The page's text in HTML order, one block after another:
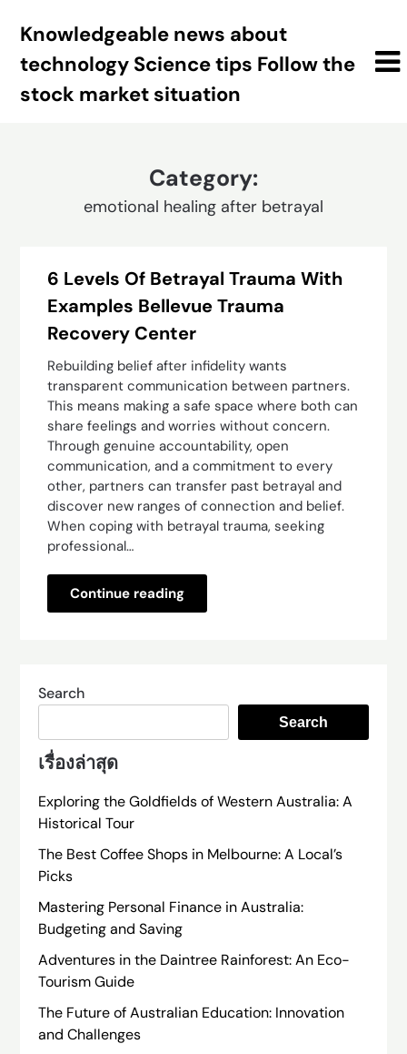
Knowledgeable news about
technology Science tips Follow the
stock market situation
Category:
emotional healing after betrayal
6 Levels Of Betrayal Trauma With
Examples Bellevue Trauma
Recovery Center
Rebuilding belief after infidelity wants
transparent communication between partners.
This means making a safe space where both can
share feelings and worries without concern.
Through genuine accountability, open
communication, and a commitment to every
other, partners can transfer past betrayal and
discover new ranges of connection and belief.
When coping with betrayal trauma, seeking
professional…
Continue reading
Search
Search
เรื่องล่าสุด
Exploring the Goldfields of Western Australia: A
Historical Tour
The Best Coffee Shops in Melbourne: A Local’s
Picks
Mastering Personal Finance in Australia:
Budgeting and Saving
Adventures in the Daintree Rainforest: An Eco-
Tourism Guide
The Future of Australian Education: Innovation
and Challenges